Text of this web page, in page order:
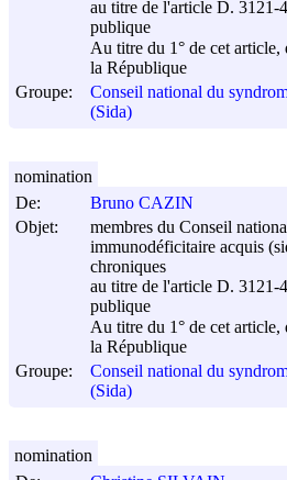
au titre de l'article D. 3121-
publique
Au titre du 1° de cet article,
la République
Groupe:
Conseil national du
(Sida)
De:
Bruno CAZIN
Objet:
membres du Conseil
immunodéficitaire acquis
chroniques
au titre de l'article D. 3121-
publique
Au titre du 1° de cet article,
la République
Groupe:
Conseil national du
(Sida)
nomination
nomination